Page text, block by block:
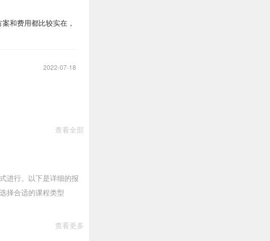
和费用都比较实在，
2022-07-18
查看全部
进行。以下是详细的报
择合适的课程类型
查看更多